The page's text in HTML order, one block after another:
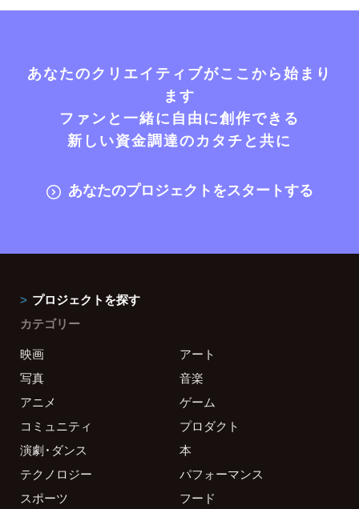
あなたのクリエイティブがここから始まり
ます
ファンと一緒に自由に創作できる
新しい資金調達のカタチと共に
あなたのプロジェクトをスタートする
プロジェクトを探す
カテゴリー
映画
アート
写真
音楽
アニメ
ゲーム
コミュニティ
プロダクト
演劇・ダンス
本
テクノロジー
パフォーマンス
スポーツ
フード